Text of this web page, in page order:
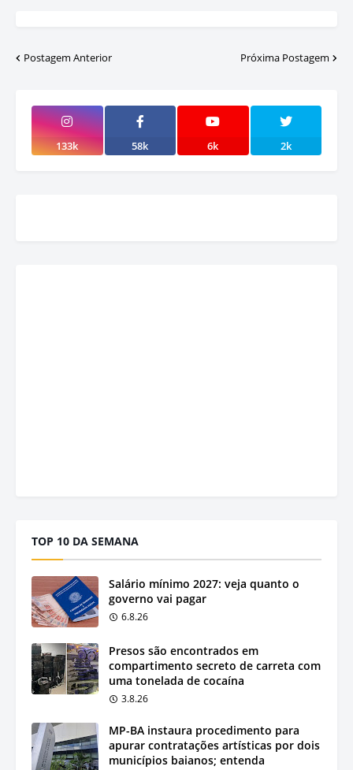
Postagem Anterior Próxima Postagem
133k 58k 6k 2k
TOP 10 DA SEMANA
Salário mínimo 2027: veja quanto o
governo vai pagar
6.8.26
Presos são encontrados em
compartimento secreto de carreta com
uma tonelada de cocaína
3.8.26
MP-BA instaura procedimento para
apurar contratações artísticas por dois
municípios baianos; entenda